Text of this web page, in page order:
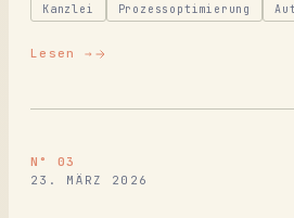
Kanzlei Prozessoptimierung
Lesen →
N° 03
23. MÄRZ 2026